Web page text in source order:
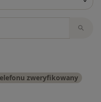
zweryfikowany